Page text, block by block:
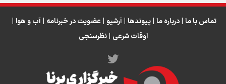
اینفو برنا / توصیه‌هایی طلایی برای پیاده روی اربعین
انتظار حضور تیم‌های بزرگ مثل استقلال در لیگ هستیم
تماس با ما | درباره ما | پیوندها | آرشیو | عضویت در خبرنامه | آب و هوا |
اوقات شرعی | نظرسنجی